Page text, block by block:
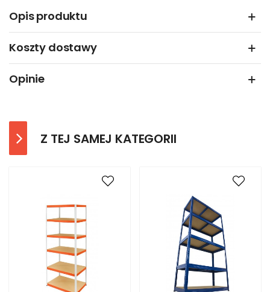
Opis produktu
Koszty dostawy
Opinie
Z TEJ SAMEJ KATEGORII